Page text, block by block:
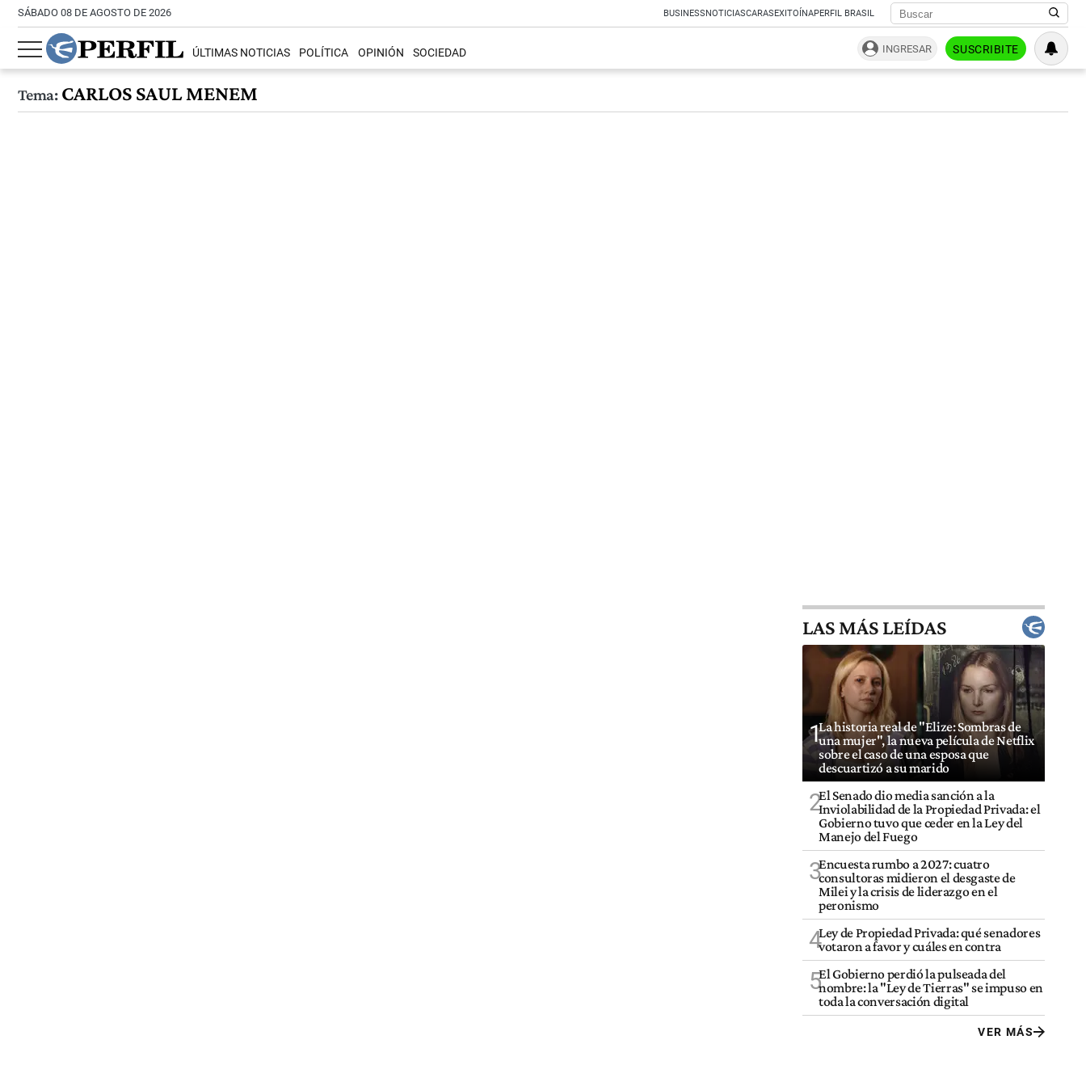
SÁBADO 08 DE AGOSTO DE 2026 BUSINESSNOTICIASCARASEXITOÍNAPERFIL BRASIL
ÚLTIMAS NOTICIAS POLÍTICA OPINIÓN SOCIEDAD INGRESAR SUSCRIBITE
Tema:CARLOS SAUL MENEM
LAS MÁS LEÍDAS
1La historia real de "Elize: Sombras de
una mujer", la nueva película de Netflix
sobre el caso de una esposa que
descuartizó a su marido
2El Senado dio media sanción a la
Inviolabilidad de la Propiedad Privada: el
Gobierno tuvo que ceder en la Ley del
Manejo del Fuego
3Encuesta rumbo a 2027: cuatro
consultoras midieron el desgaste de
Milei y la crisis de liderazgo en el
peronismo
4Ley de Propiedad Privada: qué senadores
votaron a favor y cuáles en contra
5El Gobierno perdió la pulseada del
nombre: la "Ley de Tierras" se impuso en
toda la conversación digital
VER MÁS